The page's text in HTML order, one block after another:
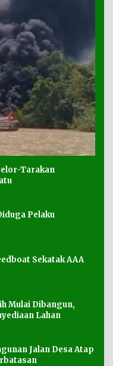
Tarakan
Pelaku
Sekatak AAA
Mulai Dibangun,
Lahan
Jalan Desa Atap